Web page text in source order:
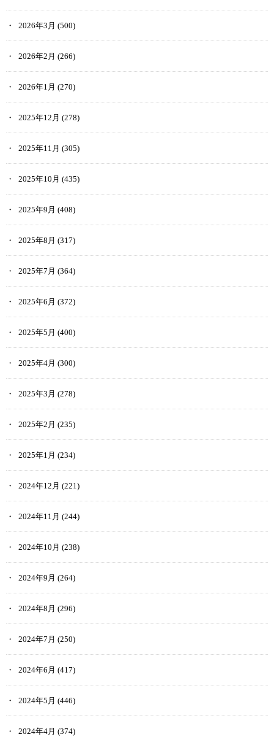
2026年3月 (500)
2026年2月 (266)
2026年1月 (270)
2025年12月 (278)
2025年11月 (305)
2025年10月 (435)
2025年9月 (408)
2025年8月 (317)
2025年7月 (364)
2025年6月 (372)
2025年5月 (400)
2025年4月 (300)
2025年3月 (278)
2025年2月 (235)
2025年1月 (234)
2024年12月 (221)
2024年11月 (244)
2024年10月 (238)
2024年9月 (264)
2024年8月 (296)
2024年7月 (250)
2024年6月 (417)
2024年5月 (446)
2024年4月 (374)